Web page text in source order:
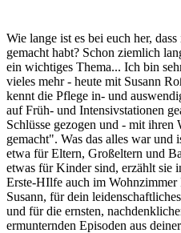
Wie lange ist es bei euch her,
gemacht habt? Schon ziemlich
ein wichtiges Thema... Ich bin
vieles mehr - heute mit Susann
kennt die Pflege in- und
auf Früh- und Intensivstationen
Schlüsse gezogen und - mit
gemacht". Was das alles war und
etwa für Eltern, Großeltern und
etwas für Kinder sind, erzählt sie
Erste-HIlfe auch im
Susann, für dein
und für die ernsten,
ermunternden Episoden aus